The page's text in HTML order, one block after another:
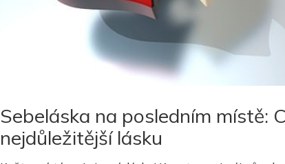
Sebeláska na posledním místě:
nejdůležitější lásku